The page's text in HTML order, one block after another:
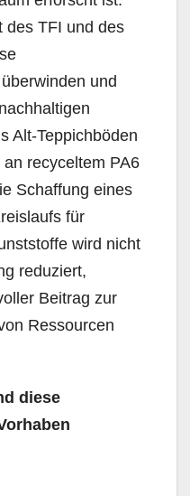
des TFI und des
und
Alt-Teppichböden
recyceltem PA6
Schaffung eines
für
wird nicht
reduziert,
Beitrag zur
Ressourcen
diese